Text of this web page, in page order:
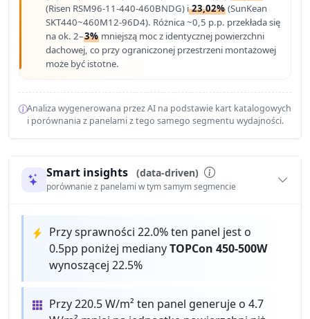
(Risen RSM96-11-440-460BNDG) i23,02% (SunKean
SKT440~460M12-96D4). Różnica ~0,5 p.p. przekłada się
na ok. 2–3% mniejszą moc z identycznej powierzchni
dachowej, co przy ograniczonej przestrzeni montażowej
może być istotne.
Analiza wygenerowana przez AI na podstawie kart katalogowych
i porównania z panelami z tego samego segmentu wydajności.
Smart insights (data-driven)
porównanie z panelami w tym samym segmencie
Przy sprawności 22.0% ten panel jest o
0.5pp poniżej medianyTOPCon 450-500W
wynoszącej 22.5%
Przy 220.5 W/m² ten panel generuje o 4.7